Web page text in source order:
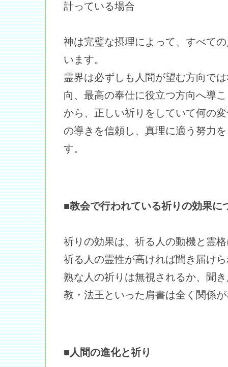
計っている場合
神は完璧な摂理によって、すべて
います。
霊界は必ずしも人間が望む方向で
向、最高の奉仕に役立つ方向へ導
から、正しい祈りをしていて何の
の導きを信頼し、真理に適う努力
す。
■教会で行われている祈りの効果に
祈りの効果は、祈る人の動機と霊
祈る人の霊性が高ければ聞き届け
熟な人の祈りは無視されるか、聞
教・法王といった肩書は全く関係
■人間の進化と祈り